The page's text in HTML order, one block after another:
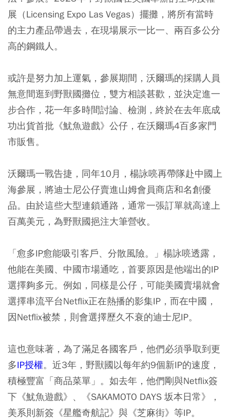
展（Licensing Expo Las Vegas）擺攤，將所有當時
的主力產品帶過去，在現場展示一比一、兩百多公分
高的鋼鐵人。
或許是努力加上運氣，參展期間，沃爾瑪的採購人員
無意間逛到野獸國攤位，雙方相談甚歡，並決定進一
步合作，花一年多時間討論、檢測，終於在去年底成
功出貨首批《魷魚遊戲》公仔，在沃爾瑪4百多家門
市販售。
沃爾瑪一戰告捷，同年10月，楊詠喨再帶隊赴中國上
海參展，將迪士尼公仔賣進山姆會員商店和名創優
品。由於這些大型連鎖通路，通常一張訂單就高達上
百萬美元，為野獸國挹注大筆營收。
「愈多IP愈能吸引客戶、分散風險。」楊詠喨透露，
他能在美國、中國市場通吃，首要原因是他端出的IP
選擇夠多元。例如，同樣是公仔，可能美國賣場就會
選擇串流平台Netflix正在熱播的影集IP，而在中國，
因Netflix被禁，則會選擇歷久不衰的迪士尼IP。
這也意味著，為了滿足各國客戶，他們必須爭取到更
多IP授權。近3年，野獸國以每年約9個新IP的速度，
積極豐富「商品菜單」。如去年，他們剛與Netflix簽
下《魷魚遊戲》、《SAKAMOTO DAYS 坂本日常》，
美系則新簽《星艦奇航記》與《芝麻街》等IP。